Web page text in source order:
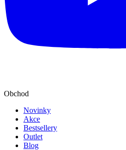
Obchod
Novinky
Akce
Bestsellery
Outlet
Blog